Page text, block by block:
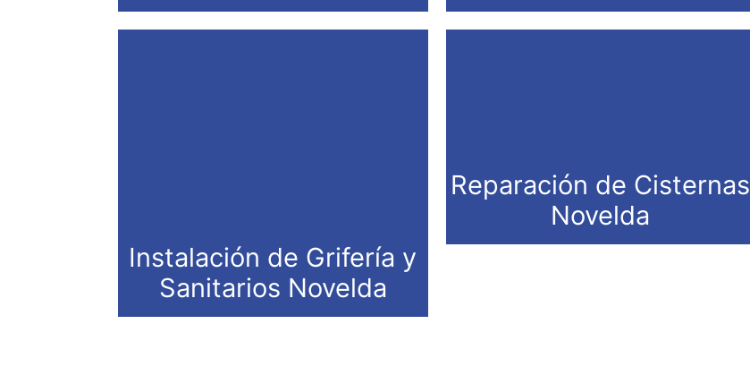
Instalación de Grifería y
Sanitarios Novelda
Reparación de Cisternas
Novelda